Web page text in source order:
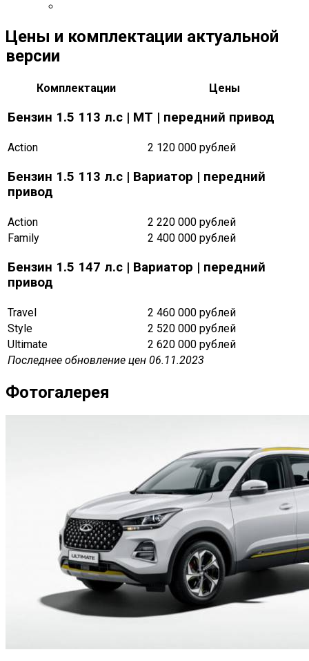
Цены и комплектации актуальной
версии
Комплектации Цены
Бензин 1.5 113 л.c | MT | передний привод
Action 2 120 000 рублей
Бензин 1.5 113 л.c | Вариатор | передний
привод
Action
2 220 000 рублей
Family
2 400 000 рублей
Бензин 1.5 147 л.c | Вариатор | передний
привод
Travel
2 460 000 рублей
Style
2 520 000 рублей
Ultimate
2 620 000 рублей
Последнее обновление цен 06.11.2023
Фотогалерея